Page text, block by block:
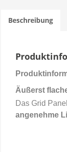
Beschreibung
Äußerst
Das Grid
angenehme